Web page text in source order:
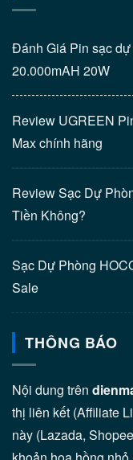
Đánh Giá Pin sạc
20.000mAH 20W
Review UGREEN
Max chính hãng
Review Sạc Dự
Tiền Không?
Sạc Dự Phòng
Sale
THÔNG BÁO
Nội dung trên
thị liên kết (Affiliate
này (Lazada,